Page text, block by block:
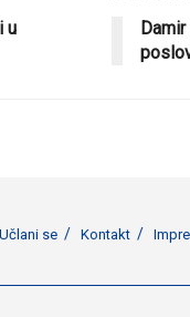
u
Učlani se Kontakt